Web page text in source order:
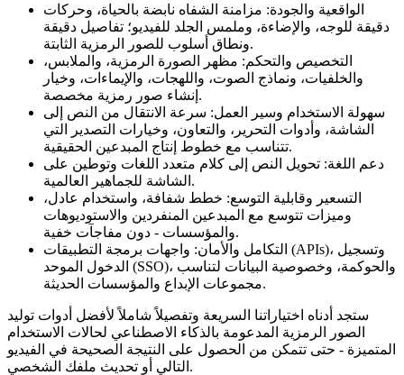
الواقعية والجودة: مزامنة الشفاه نابضة بالحياة، وحركات
دقيقة للوجه، والإضاءة، وملمس الجلد للفيديو؛ تفاصيل دقيقة
ونطاق أسلوب للصور الرمزية الثابتة.
التخصيص والتحكم: مظهر الصورة الرمزية، والملابس،
والخلفيات، ونماذج الصوت، واللهجات، والإيماءات، وخيار
إنشاء صور رمزية مخصصة.
سهولة الاستخدام وسير العمل: سرعة الانتقال من النص إلى
الشاشة، وأدوات التحرير، والتعاون، وخيارات التصدير التي
تتناسب مع خطوط إنتاج المبدعين الحقيقية.
دعم اللغة: تحويل النص إلى كلام متعدد اللغات وتوطين على
الشاشة للجماهير العالمية.
التسعير وقابلية التوسع: خطط شفافة، واستخدام عادل،
وميزات تتوسع مع المبدعين المنفردين والاستوديوهات
والمؤسسات - دون مفاجآت خفية.
التكامل والأمان: واجهات برمجة التطبيقات (APIs)، وتسجيل
الدخول الموحد (SSO)، والحوكمة، وخصوصية البيانات لتناسب
مجموعات الإبداع والمؤسسات الحديثة.
ستجد أدناه اختياراتنا السريعة وتفصيلاً شاملاً لأفضل أدوات توليد
الصور الرمزية المدعومة بالذكاء الاصطناعي لحالات الاستخدام
المتميزة - حتى تتمكن من الحصول على النتيجة الصحيحة في الفيديو
التالي أو تحديث ملفك الشخصي.